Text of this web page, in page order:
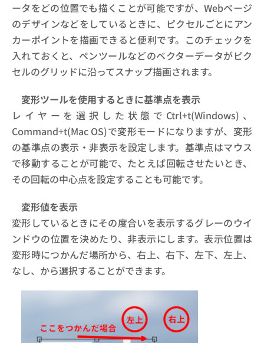
ータをどの位置でも描くことが可能ですが、Webページ
のデザインなどをしているときに、ピクセルごとにアン
カーポイントを描画できると便利です。このチェックを
入れておくと、ペンツールなどのベクターデータがピク
セルのグリッドに沿ってスナップ描画されます。
変形ツールを使用するときに基準点を表示
レイヤーを選択した状態でCtrl+t(Windows)、
Command+t(Mac OS)で変形モードになりますが、変形
の基準点の表示・非表示を設定します。基準点はマウス
で移動することが可能で、たとえば回転させたいとき、
その回転の中心点を設定することも可能です。
変形値を表示
変形しているときにその度合いを表示するグレーのウイ
ンドウの位置を決めたり、非表示にします。表示位置は
変形時につかんだ場所から、右上、右下、左下、左上、
なし、から選択することができます。